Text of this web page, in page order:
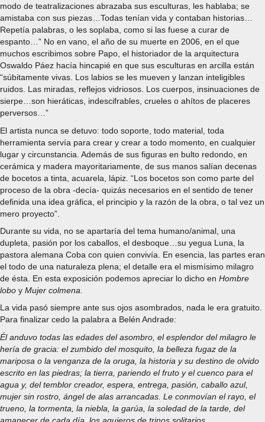
modo de teatralizaciones abrazaba sus esculturas, les hablaba; se
amistaba con sus piezas…Todas tenían vida y contaban historias…
Repetía palabras, o les soplaba, como si las fuese a curar de
espanto…” No en vano, el año de su muerte en 2006, en el que
muchos escribimos sobre Papo, el historiador de la arquitectura
Oswaldo Páez hacía hincapié en que sus esculturas en arcilla están
“súbitamente vivas. Los labios se les mueven y lanzan inteligibles
ruidos. Las miradas, reflejos vidriosos. Los cuerpos, insinuaciones de
sierpe…son hieráticas, indescifrables, crueles o ahítos de placeres
perversos…”
El artista nunca se detuvo: todo soporte, todo material, toda
herramienta servía para crear y crear a todo momento, en cualquier
lugar y circunstancia. Además de sus figuras en bulto redondo, en
cerámica y madera mayoritariamente, de sus manos salían decenas
de bocetos a tinta, acuarela, lápiz. “Los bocetos son como parte del
proceso de la obra -decía- quizás necesarios en el sentido de tener
definida una idea gráfica, el principio y la razón de la obra, o tal vez un
mero proyecto”.
Durante su vida, no se apartaría del tema humano/animal, una
dupleta, pasión por los caballos, el desboque…su yegua Luna, la
pastora alemana Coba con quien convivía. En esencia, las partes eran
el todo de una naturaleza plena; el detalle era el mismísimo milagro
de ésta. En esta exposición podemos apreciar lo dicho en Hombre
lobo y Mujer colmena.
La vida pasó siempre ante sus ojos asombrados, nada le era gratuito.
Para finalizar cedo la palabra a Belén Andrade:
Él anduvo todas las edades del asombro, el esplendor del milagro le
hería de gracia: el zumbido del mosquito, la belleza fugaz de la
mariposa o la venganza de la oruga, la historia y su destino de olvido
escrito en las piedras; la tierra, pariendo el fruto y el cuenco para el
agua y, del temblor creador, espera, entrega, pasión, caballo azul,
mujer sin rostro, ángel de alas arrancadas. Le conmovían el rayo, el
trueno, la tormenta, la niebla, la garúa, la soledad de la tarde, del